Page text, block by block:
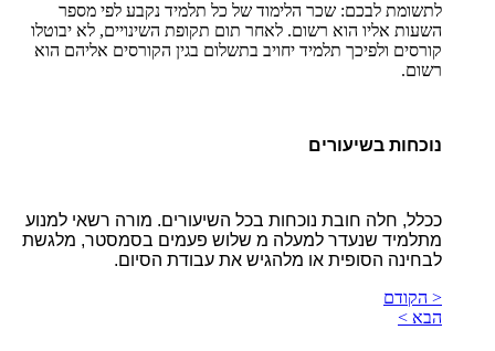
לתשומת לבכם: שכר הלימוד של כל תלמיד נקבע לפי מספר
השעות אליו הוא רשום. לאחר תום תקופת השינויים, לא יבוטלו
קורסים ולפיכך תלמיד יחויב בתשלום בגין הקורסים אליהם הוא
רשום.​
נוכחות בשיעורים
ככלל, חלה חובת נוכחות בכל השיעורים. מורה רשאי למנוע
מתלמיד שנעדר למעלה מ שלוש פעמים בסמסטר, מלגשת
לבחינה הסופית או מלהגיש את עבודת הסיום.
< הקודם
הבא >